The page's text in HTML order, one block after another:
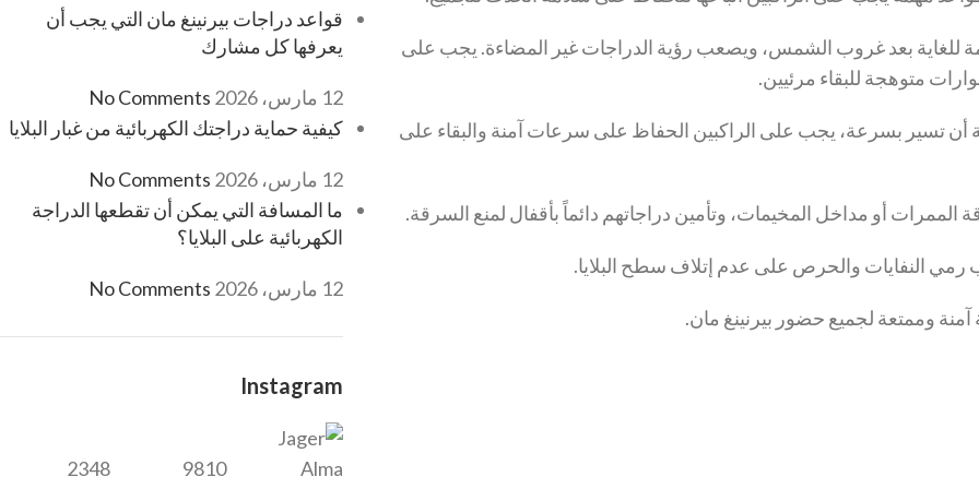
للغاية بعد غروب الشمس، ويصعب رؤية الدراجات غير المضاءة. يجب على
أن تسير بسرعة، يجب على الراكبين الحفاظ على سرعات آمنة والبقاء على
أو مداخل المخيمات، وتأمين دراجاتهم دائماً بأقفال لمنع السرقة.
رمي النفايات والحرص على عدم إتلاف سطح البلايا.
آمنة وممتعة لجميع حضور بيرنينغ مان.
قواعد دراجات بيرنينغ مان التي يجب أن
يعرفها كل مشارك
12 مارس، 2026
No Comments
كيفية حماية دراجتك الكهربائية من غبار البلايا
12 مارس، 2026
No Comments
ما المسافة التي يمكن أن تقطعها الدراجة
الكهربائية على البلايا؟
12 مارس، 2026 No Comments
Instagram
9810
2348